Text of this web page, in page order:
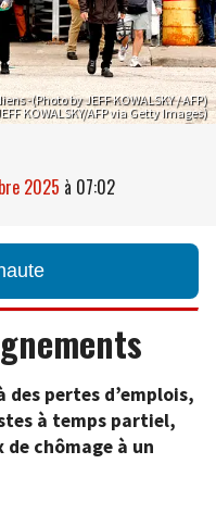
-(Photo by JEFF KOWALSKY / AFP)
KOWALSKY/AFP via Getty Images)
2025 à 07:02
des pertes d’emplois,
à temps partiel,
chômage à un